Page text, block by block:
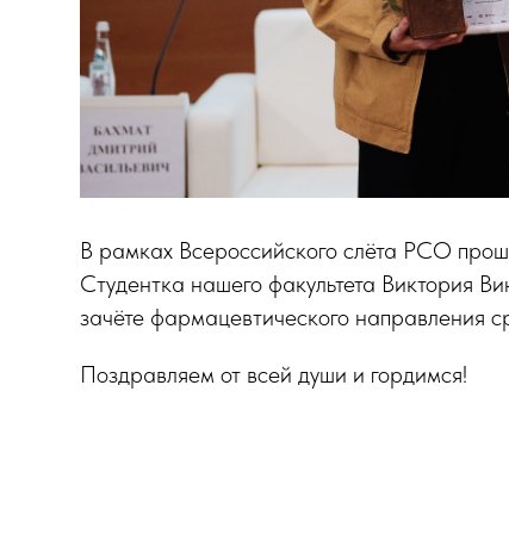
В рамках Всероссийского слёта РСО
Студентка нашего факультета Виктория
зачёте фармацевтического направления
Поздравляем от всей души и гордимся!